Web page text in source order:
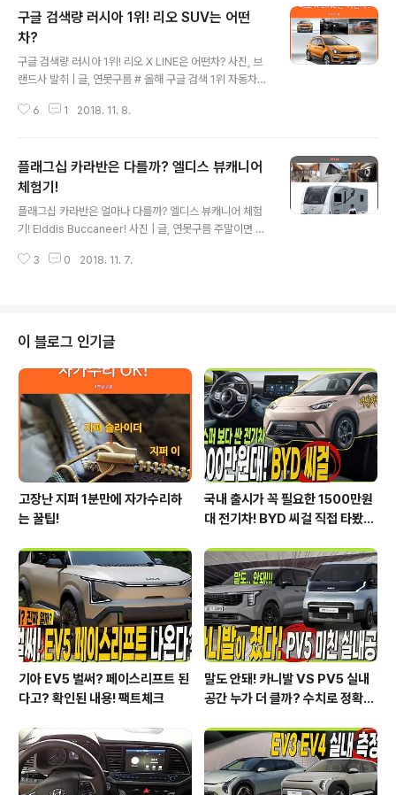
구글 검색량 러시아 1위! 리오 SUV는 어떤
차?
구글 검색량 러시아 1위! 리오 X LINE은 어떤차? 사진, 브
랜드사 발취 | 글, 연못구름 # 올해 구글 검색 1위 자동차
정확한 "수치자료"를 통해서 비교분석 자료를 제시하는 연
발표했습니다. 압도적인 1위는 57개국에서 1위의 검색량
을 보여준 토요타였으며, 국내 자동차 브랜드인 현대는 5
개국에서 1위의 검색량을 보여줬으며 특히 러시아에서 압
도적인 1위를 차지했습니다. 현대차는 올해 상반기에서만
러시아 시장에서 8만 7035대를 판매하는 저력을 보여주
고 있는데, 러시아 시장에서 가장 인기있는 차량인 리오를
6 1 2018. 11. 8.
플래그십 카라반은 다를까? 엘디스 뷰캐니어
체험기!
플래그십 카라반은 얼마나 다를까? 엘디스 뷰캐니어 체험
기! Elddis Buccaneer! 사진 | 글, 연못구름 주말이면 가
보니 다양한 체험을 위해서 한번씩 카라반을 이용하고 있
다. 영국의 카라반을 대표는 엘디스는 폭스바겐에 비교할
만큼 다양한 라인업과 높은 판매량을 자랑하는데, 1억에 가
까운 뷰캐니어 카라반을 직접 체험해 봤습니다. #. 고급스
럽고 안락한 영국 엘디스 카라반! 엘디스는 럭셔리하고 안
락한 실내공간을 제공하여 고급스러운 카라반을 대표합니
다. 지금까지 여러종류의 엘디스..
3 0 2018. 11. 7.
이 블로그 인기글
고장난 지퍼 1분만에 자가수리하
는 꿀팁!
국내 출시가 꼭 필요한 1500만원
대 전기차! BYD 씨걸 직접 타봤습
기아 EV5 벌써? 페이스리프트 된
다고? 확인된 내용! 팩트체크
말도 안돼! 카니발 VS PV5 실내
공간 누가 더 클까? 수치로 정확하